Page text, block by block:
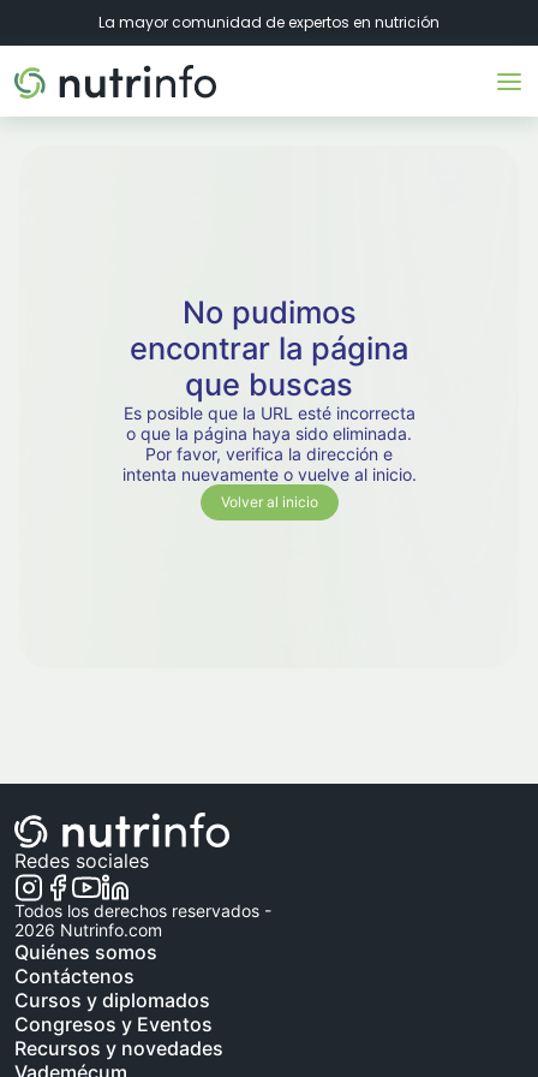
La mayor comunidad de expertos en nutrición
No pudimos
encontrar la página
que buscas
Es posible que la URL esté incorrecta
o que la página haya sido eliminada.
Por favor, verifica la dirección e
intenta nuevamente o vuelve al inicio.
Volver al inicio
Redes sociales
Todos los derechos reservados -
2026 Nutrinfo.com
Quiénes somos
Contáctenos
Cursos y diplomados
Congresos y Eventos
Recursos y novedades
Vademécum